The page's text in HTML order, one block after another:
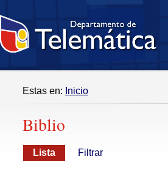
Estas en: Inicio
Biblio
Lista Filtrar